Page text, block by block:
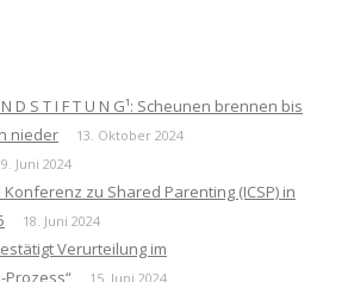
D S T I F T U N G¹: Scheunen brennen bis
nieder
13. Oktober 2024
Juni 2024
zu Shared Parenting (ICSP) in
18. Juni 2024
Verurteilung im
Prozess“
15. Juni 2024